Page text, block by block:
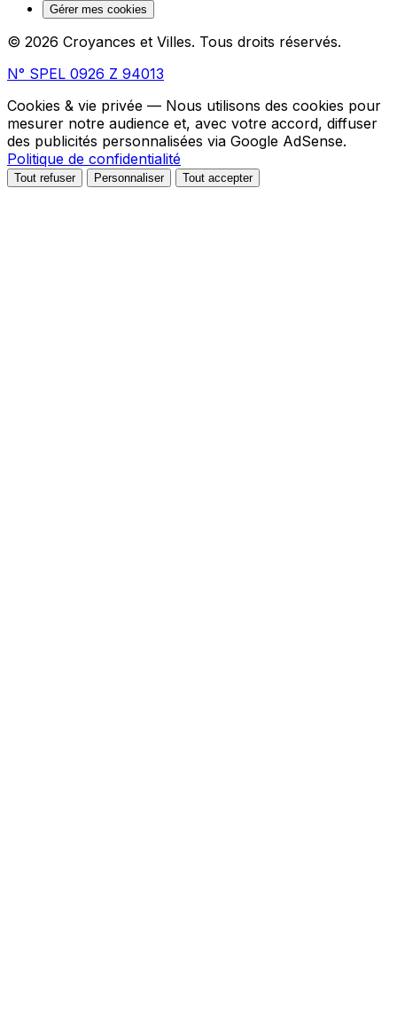
Gérer mes cookies
© 2026 Croyances et Villes. Tous droits réservés.
N° SPEL 0926 Z 94013
Cookies & vie privée — Nous utilisons des cookies pour
mesurer notre audience et, avec votre accord, diffuser
des publicités personnalisées via Google AdSense.
Politique de confidentialité
Tout refuser Personnaliser Tout accepter